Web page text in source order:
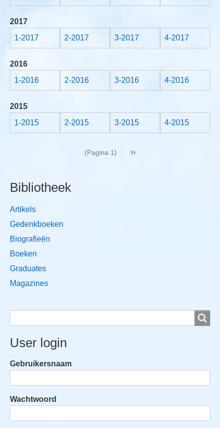
2017
1-2017
2-2017 3-2017 4-2017
2016
1-2016
2-2016 3-2016 4-2016
2015
1-2015
2-2015 3-2015 4-2015
(Pagina 1)
Volgende
››
Bibliotheek
Artikels
Gedenkboeken
Biografieën
Boeken
Graduates
Magazines
User login
Gebruikersnaam
Wachtwoord